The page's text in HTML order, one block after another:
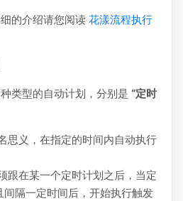
的介绍请您阅读 花漾流程执行
类型的自动计划，分别是 “定时
思义，在指定的时间内自动执行
跟在某一个定时计划之后，当定
间隔一定时间后，开始执行触发